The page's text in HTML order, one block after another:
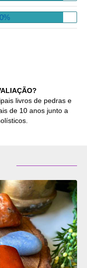
livros de pedras e
de 10 anos junto a